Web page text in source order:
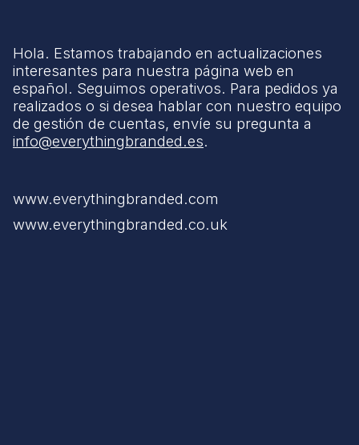
Hola. Estamos trabajando en actualizaciones
interesantes para nuestra página web en
español. Seguimos operativos. Para pedidos ya
realizados o si desea hablar con nuestro equipo
de gestión de cuentas, envíe su pregunta a
info@everythingbranded.es.
www.everythingbranded.com
www.everythingbranded.co.uk